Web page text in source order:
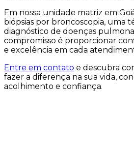
Em nossa unidade matriz em
biópsias por broncoscopia, uma
diagnóstico de doenças
compromisso é proporcionar
e excelência em cada
Entre em contato e descubra
fazer a diferença na sua vida,
acolhimento e confiança.